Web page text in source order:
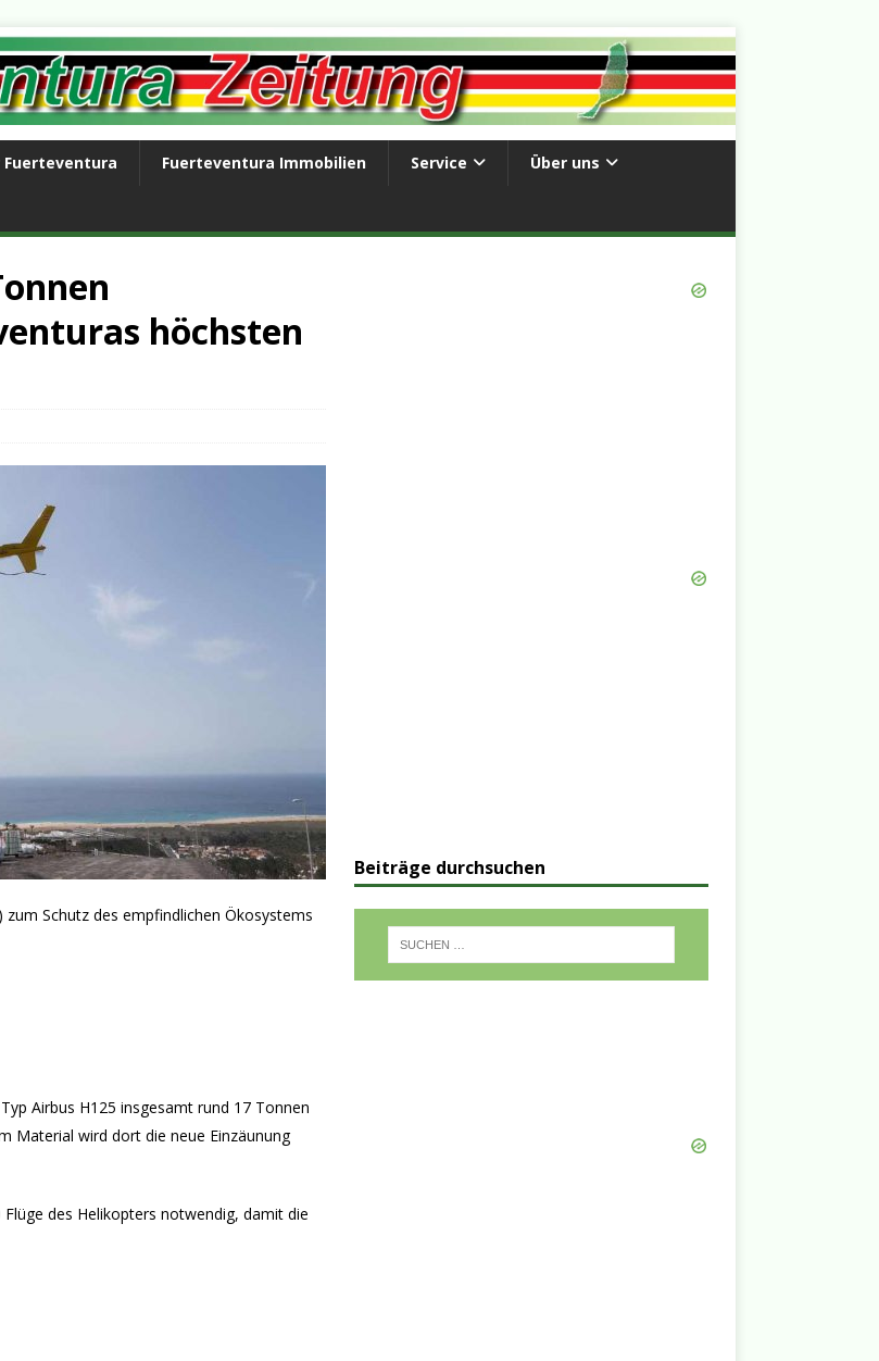
Fuerteventura Fuerteventura Immobilien Service Über uns
höchsten
Schutz des empfindlichen Ökosystems
Airbus H125 insgesamt rund 17 Tonnen
Material wird dort die neue Einzäunung
des Helikopters notwendig, damit die
Beiträge durchsuchen